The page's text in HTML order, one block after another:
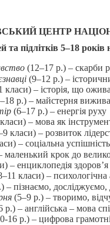
ЦЕНТР
та підлітків 5–18
(12–17 р.) – скарби
(9–12 р.) –
класи) – історія, що
р.) – майстерня
(6–17 р.) – енергія руху
– мова як
класи) – розвиток
– соціальна успішність
маленький крок до
– енциклопедія здоров’я
класи) – психологічна
– пізнаємо, досліджуємо,
(5–9 р.) – творимо,
р.) – англійська – мова
16 р.) – цифрова